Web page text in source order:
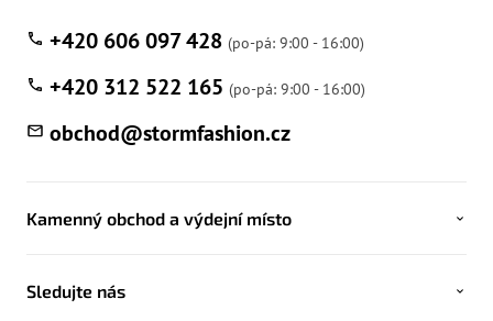
obchod@stormfashion.cz
+420 606 097 428
+420 312 522 165
Kamenný obchod a výdejní místo
Sledujte nás